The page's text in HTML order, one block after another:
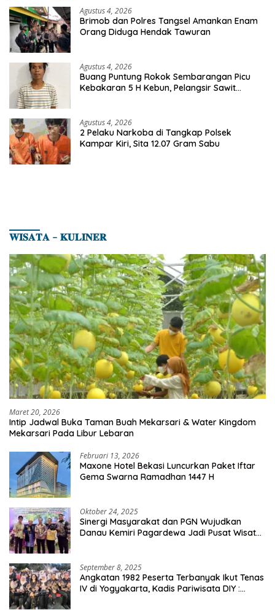
Agustus 4, 2026
Brimob dan Polres Tangsel Amankan Enam
Orang Diduga Hendak Tawuran
Agustus 4, 2026
Buang Puntung Rokok Sembarangan Picu
Kebakaran 5 H Kebun, Pelangsir Sawit
Agustus 4, 2026
2 Pelaku Narkoba di Tangkap Polsek
Kampar Kiri, Sita 12.07 Gram Sabu
𝐖𝐈𝐒𝐀𝐓𝐀 – 𝐊𝐔𝐋𝐈𝐍𝐄𝐑
Maret 20, 2026
Intip Jadwal Buka Taman Buah Mekarsari & Water Kingdom
Mekarsari Pada Libur Lebaran
Februari 13, 2026
Maxone Hotel Bekasi Luncurkan Paket Iftar
Gema Swarna Ramadhan 1447 H
Oktober 24, 2025
Sinergi Masyarakat dan PGN Wujudkan
Danau Kemiri Pagardewa Jadi Pusat Wisata
September 8, 2025
Angkatan 1982 Peserta Terbanyak Ikut Tenas
IV di Yogyakarta, Kadis Pariwisata DIY :